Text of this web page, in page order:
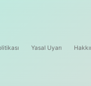
Yasal Uyarı